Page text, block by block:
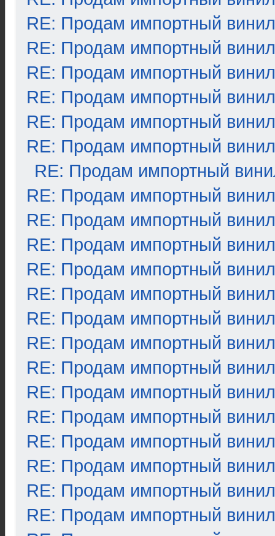
RE: Продам импортный винил
RE: Продам импортный винил
RE: Продам импортный винил
RE: Продам импортный винил
RE: Продам импортный винил
RE: Продам импортный винил
RE: Продам импортный
RE: Продам импортный винил
RE: Продам импортный винил
RE: Продам импортный винил
RE: Продам импортный винил
RE: Продам импортный винил
RE: Продам импортный винил
RE: Продам импортный винил
RE: Продам импортный винил
RE: Продам импортный винил
RE: Продам импортный винил
RE: Продам импортный винил
RE: Продам импортный винил
RE: Продам импортный винил
RE: Продам импортный винил